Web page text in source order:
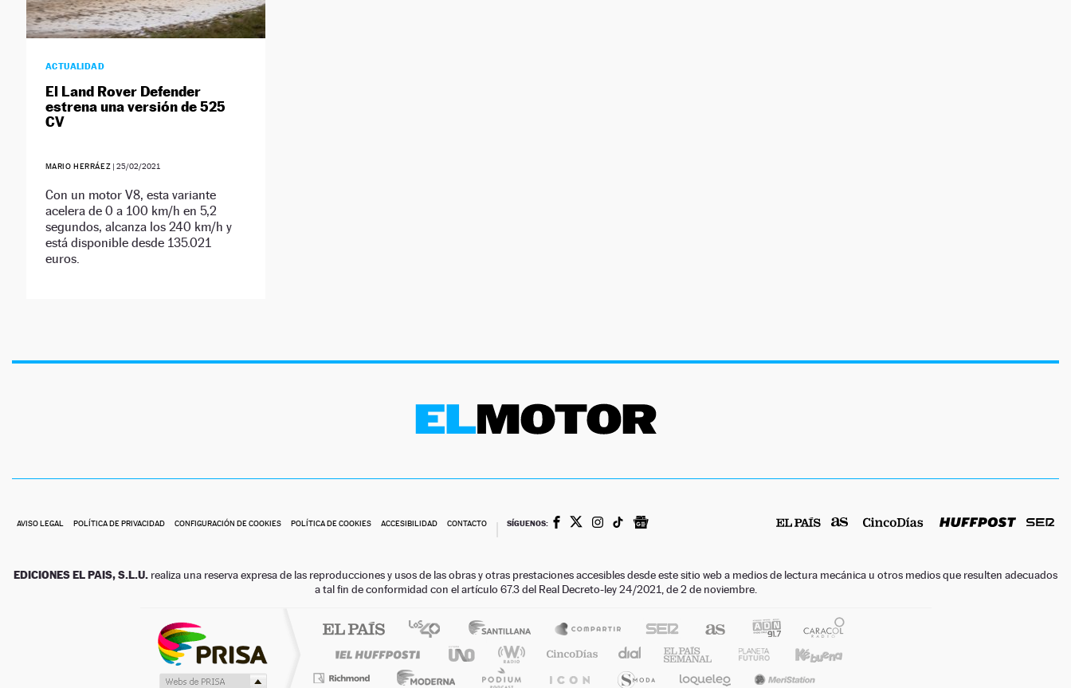
ACTUALIDAD
El Land Rover Defender
estrena una versión de 525
CV
MARIO HERRÁEZ |25/02/2021
Con un motor V8, esta variante
acelera de 0 a 100 km/h en 5,2
segundos, alcanza los 240 km/h y
está disponible desde 135.021
euros.
AVISO LEGAL POLÍTICA DE PRIVACIDAD CONFIGURACIÓN DE COOKIES POLÍTICA DE COOKIES ACCESIBILIDAD CONTACTO SÍGUENOS:
EDICIONES EL PAIS, S.L.U. realiza una reserva expresa de las reproducciones y usos de las obras y otras prestaciones accesibles desde este sitio web a medios de lectura mecánica u otros medios que resulten adecuados
a tal fin de conformidad con el artículo 67.3 del Real Decreto-ley 24/2021, de 2 de noviembre.